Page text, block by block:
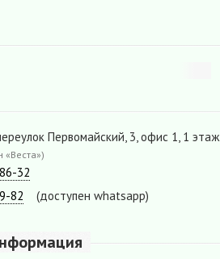
Первомайский, 3, офис 1, 1 этаж
«Веста»)
32
82
(доступен whatsapp)